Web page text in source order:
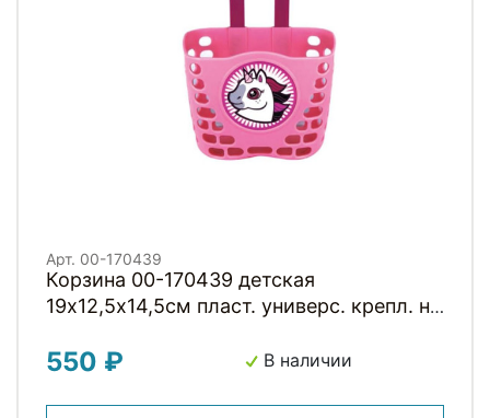
Арт. 00-170439
Корзина 00-170439 детская
19х12,5х14,5см пласт. универс. крепл. на
"ЛОШАДКА"
550 ₽ В наличии